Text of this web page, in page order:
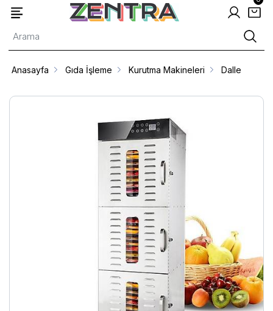
Anasayfa Gıda İşleme Kurutma Makineleri Dalle